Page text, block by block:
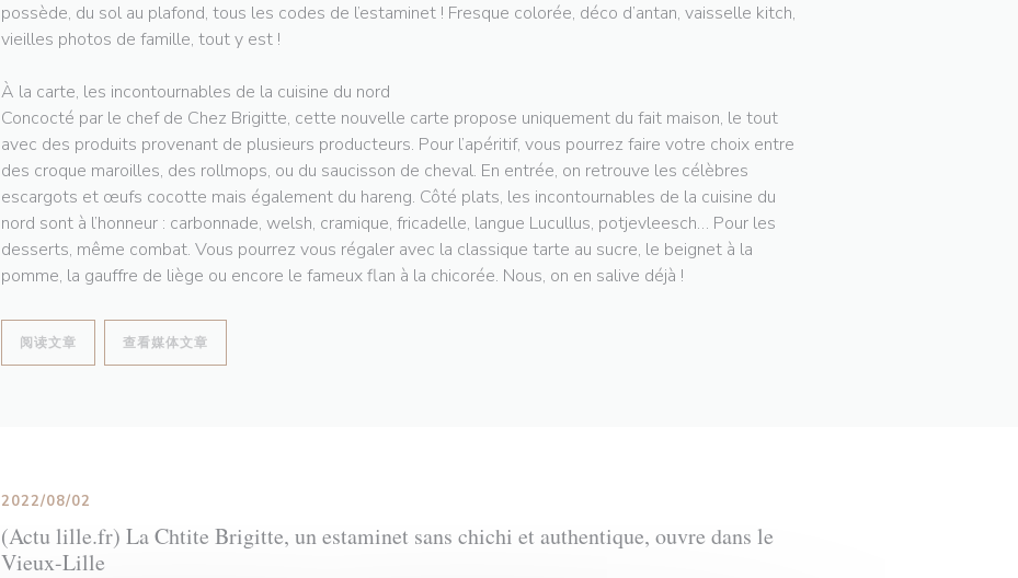
possède, du sol au plafond, tous les codes de l’estaminet ! Fresque colorée, déco d’antan, vaisselle kitch,
vieilles photos de famille, tout y est !
À la carte, les incontournables de la cuisine du nord
Concocté par le chef de Chez Brigitte, cette nouvelle carte propose uniquement du fait maison, le tout
avec des produits provenant de plusieurs producteurs. Pour l’apéritif, vous pourrez faire votre choix entre
des croque maroilles, des rollmops, ou du saucisson de cheval. En entrée, on retrouve les célèbres
escargots et œufs cocotte mais également du hareng. Côté plats, les incontournables de la cuisine du
nord sont à l’honneur : carbonnade, welsh, cramique, fricadelle, langue Lucullus, potjevleesch… Pour les
desserts, même combat. Vous pourrez vous régaler avec la classique tarte au sucre, le beignet à la
pomme, la gauffre de liège ou encore le fameux flan à la chicorée. Nous, on en salive déjà !
阅读文章((在新窗口中打开))
查看媒体文章((在新窗口中打开))
(Actu lille.fr) La Chtite Brigitte, un estaminet sans chichi et authentique, ouvre dans le
Vieux-Lille
2022/08/02